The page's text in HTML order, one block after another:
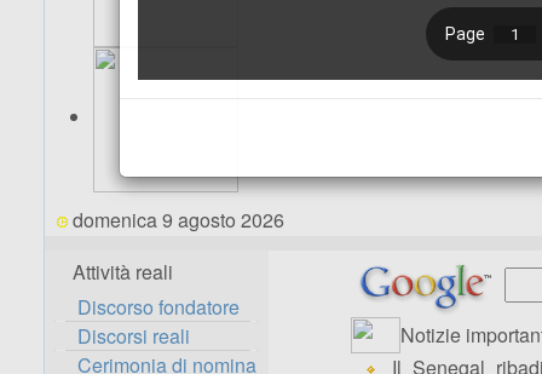
domenica 9 agosto 2026
Attività reali
Discorso fondatore
Discorsi reali
Cerimonia di nomina
Notizie
Il Senegal